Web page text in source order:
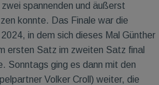
spannenden und äußerst
konnte. Das Finale war die
in dem sich dieses Mal Günther
ersten Satz im zweiten Satz final
Sonntags ging es dann mit den
Volker Croll) weiter, die